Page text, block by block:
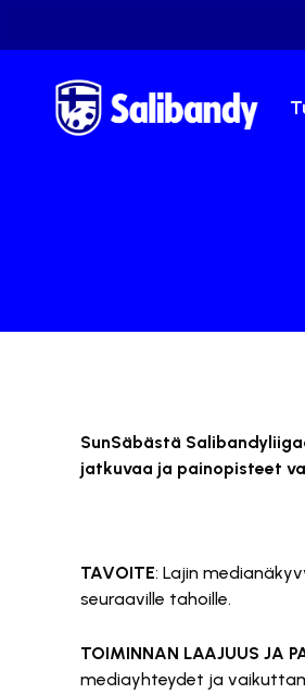
SunSäbästä
jatkuvaa ja painopisteet
TAVOITE: Lajin
seuraaville tahoille.
TOIMINNAN LAAJUUS JA
mediayhteydet ja